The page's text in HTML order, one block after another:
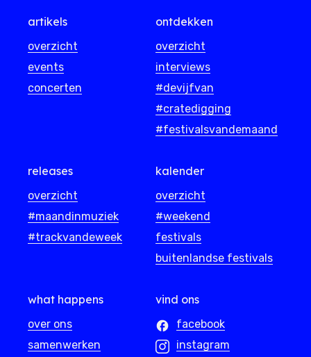
artikels
overzicht
events
concerten
ontdekken
overzicht
interviews
#devijfvan
#cratedigging
#festivalsvandemaand
releases
overzicht
#maandinmuziek
#trackvandeweek
kalender
overzicht
#weekend
festivals
buitenlandse festivals
what happens
over ons
samenwerken
vind ons
facebook
instagram